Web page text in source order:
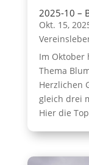
2025-10 –
Okt. 15,
Im Oktober
Thema
Herzlichen
gleich drei
Hier die